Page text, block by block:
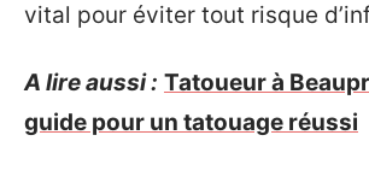
vital pour éviter tout risque
A lire aussi : Tatoueur à
guide pour un tatouage réussi